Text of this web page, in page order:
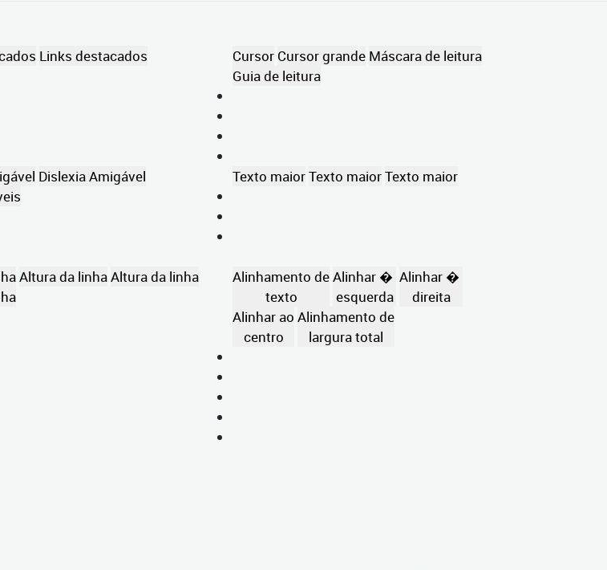
Links destacados Cursor Cursor grande Máscara de leitura
Guia de leitura
Dislexia Amigável
Texto maiorTexto maiorTexto maior
Altura da linhaAltura da linha
Alinhamento de
texto
Alinhar �
esquerda
Alinhar �
direita
Alinhar ao
centro
Alinhamento de
largura total